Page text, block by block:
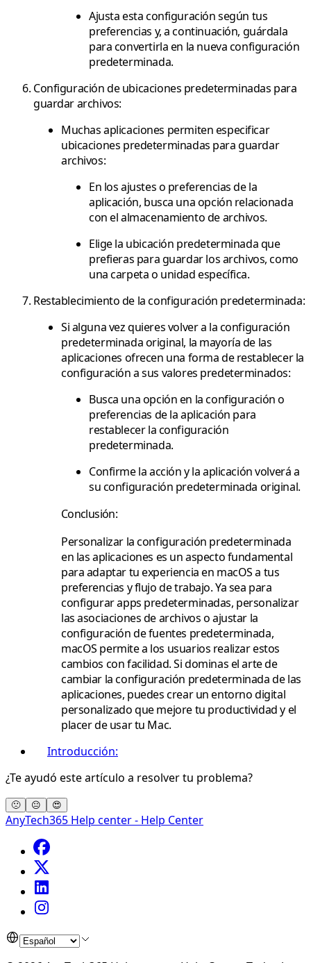
Ajusta esta configuración según tus
preferencias y, a continuación, guárdala
para convertirla en la nueva configuración
predeterminada.
Configuración de ubicaciones predeterminadas para
guardar archivos:
Muchas aplicaciones permiten especificar
ubicaciones predeterminadas para guardar
archivos:
En los ajustes o preferencias de la
aplicación, busca una opción relacionada
con el almacenamiento de archivos.
Elige la ubicación predeterminada que
prefieras para guardar los archivos, como
una carpeta o unidad específica.
Restablecimiento de la configuración predeterminada:
Si alguna vez quieres volver a la configuración
predeterminada original, la mayoría de las
aplicaciones ofrecen una forma de restablecer la
configuración a sus valores predeterminados:
Busca una opción en la configuración o
preferencias de la aplicación para
restablecer la configuración
predeterminada.
Confirme la acción y la aplicación volverá a
su configuración predeterminada original.
Conclusión:
Personalizar la configuración predeterminada
en las aplicaciones es un aspecto fundamental
para adaptar tu experiencia en macOS a tus
preferencias y flujo de trabajo. Ya sea para
configurar apps predeterminadas, personalizar
las asociaciones de archivos o ajustar la
configuración de fuentes predeterminada,
macOS permite a los usuarios realizar estos
cambios con facilidad. Si dominas el arte de
cambiar la configuración predeterminada de las
aplicaciones, puedes crear un entorno digital
personalizado que mejore tu productividad y el
placer de usar tu Mac.
Introducción:
¿Te ayudó este artículo a resolver tu problema?
🙁 😐 😍
AnyTech365 Help center - Help Center